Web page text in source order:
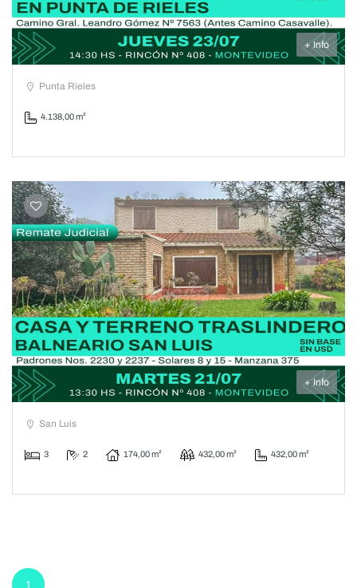
+ Info
Punta Rieles
4.138,00 m²
+ Info
San Luis
3 2 174,00 m² 432,00 m² 432,00 m²
1